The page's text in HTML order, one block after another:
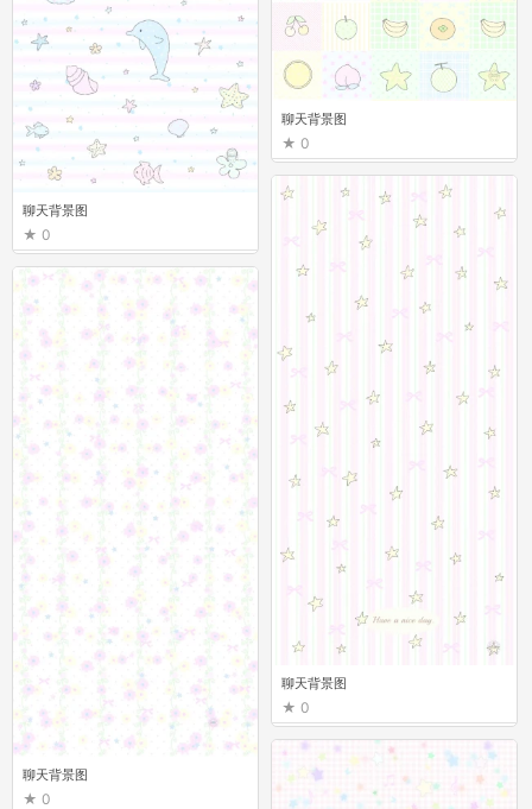
聊天背景图
0
聊天背景图
0
聊天背景图
0
聊天背景图
0